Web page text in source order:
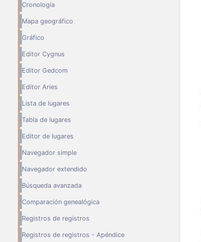
Cronología
Mapa geográfico
Gráfico
Editor Cygnus
Editor Gedcom
Editor Aries
Lista de lugares
Tabla de lugares
Editor de lugares
Navegador simple
Navegador extendido
Búsqueda avanzada
Comparación genealógica
Registros de registros
Registros de registros - Apéndice